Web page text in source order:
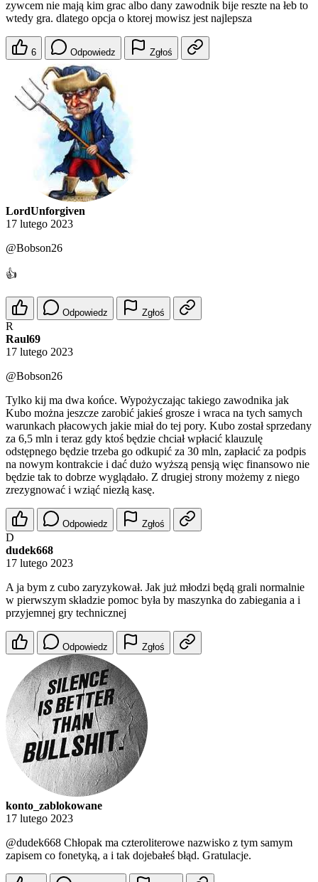
zywcem nie mają kim grac albo dany zawodnik bije reszte na łeb to
wtedy gra. dlatego opcja o ktorej mowisz jest najlepsza
6 Odpowiedz Zgłoś
LordUnforgiven
17 lutego 2023
@Bobson26
👍
Odpowiedz Zgłoś
R
Raul69
17 lutego 2023
@Bobson26
Tylko kij ma dwa końce. Wypożyczając takiego zawodnika jak
Kubo można jeszcze zarobić jakieś grosze i wraca na tych samych
warunkach płacowych jakie miał do tej pory. Kubo został sprzedany
za 6,5 mln i teraz gdy ktoś będzie chciał wpłacić klauzulę
odstępnego będzie trzeba go odkupić za 30 mln, zapłacić za podpis
na nowym kontrakcie i dać dużo wyższą pensją więc finansowo nie
będzie tak to dobrze wyglądało. Z drugiej strony możemy z niego
zrezygnować i wziąć niezłą kasę.
Odpowiedz Zgłoś
D
dudek668
17 lutego 2023
A ja bym z cubo zaryzykował. Jak już młodzi będą grali normalnie
w pierwszym składzie pomoc była by maszynka do zabiegania a i
przyjemnej gry technicznej
Odpowiedz Zgłoś
konto_zablokowane
17 lutego 2023
@dudek668 Chłopak ma czteroliterowe nazwisko z tym samym
zapisem co fonetyką, a i tak dojebałeś błąd. Gratulacje.